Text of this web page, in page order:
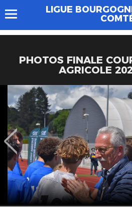
LIGUE
PHOTOS FINALE
AGRICOLE